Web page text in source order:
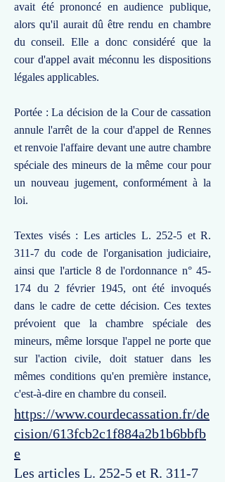
avait été prononcé en audience publique,
alors qu'il aurait dû être rendu en chambre
du conseil. Elle a donc considéré que la
cour d'appel avait méconnu les dispositions
légales applicables.
Portée : La décision de la Cour de cassation
annule l'arrêt de la cour d'appel de Rennes
et renvoie l'affaire devant une autre chambre
spéciale des mineurs de la même cour pour
un nouveau jugement, conformément à la
loi.
Textes visés : Les articles L. 252-5 et R.
311-7 du code de l'organisation judiciaire,
ainsi que l'article 8 de l'ordonnance n° 45-
174 du 2 février 1945, ont été invoqués
dans le cadre de cette décision. Ces textes
prévoient que la chambre spéciale des
mineurs, même lorsque l'appel ne porte que
sur l'action civile, doit statuer dans les
mêmes conditions qu'en première instance,
c'est-à-dire en chambre du conseil.
https://www.courdecassation.fr/de
cision/613fcb2c1f884a2b1b6bbfb
e
Les articles L. 252-5 et R. 311-7